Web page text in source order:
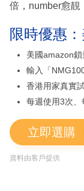
倍，number愈靚
限時優惠
美國amazon
輸入「
香港用家真實
每週使用3次
立即選購
資料由客戶提供